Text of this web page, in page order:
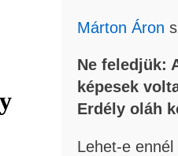
Márton Áron
Ne feledjük:
képesek
Erdély oláh
Lehet-e